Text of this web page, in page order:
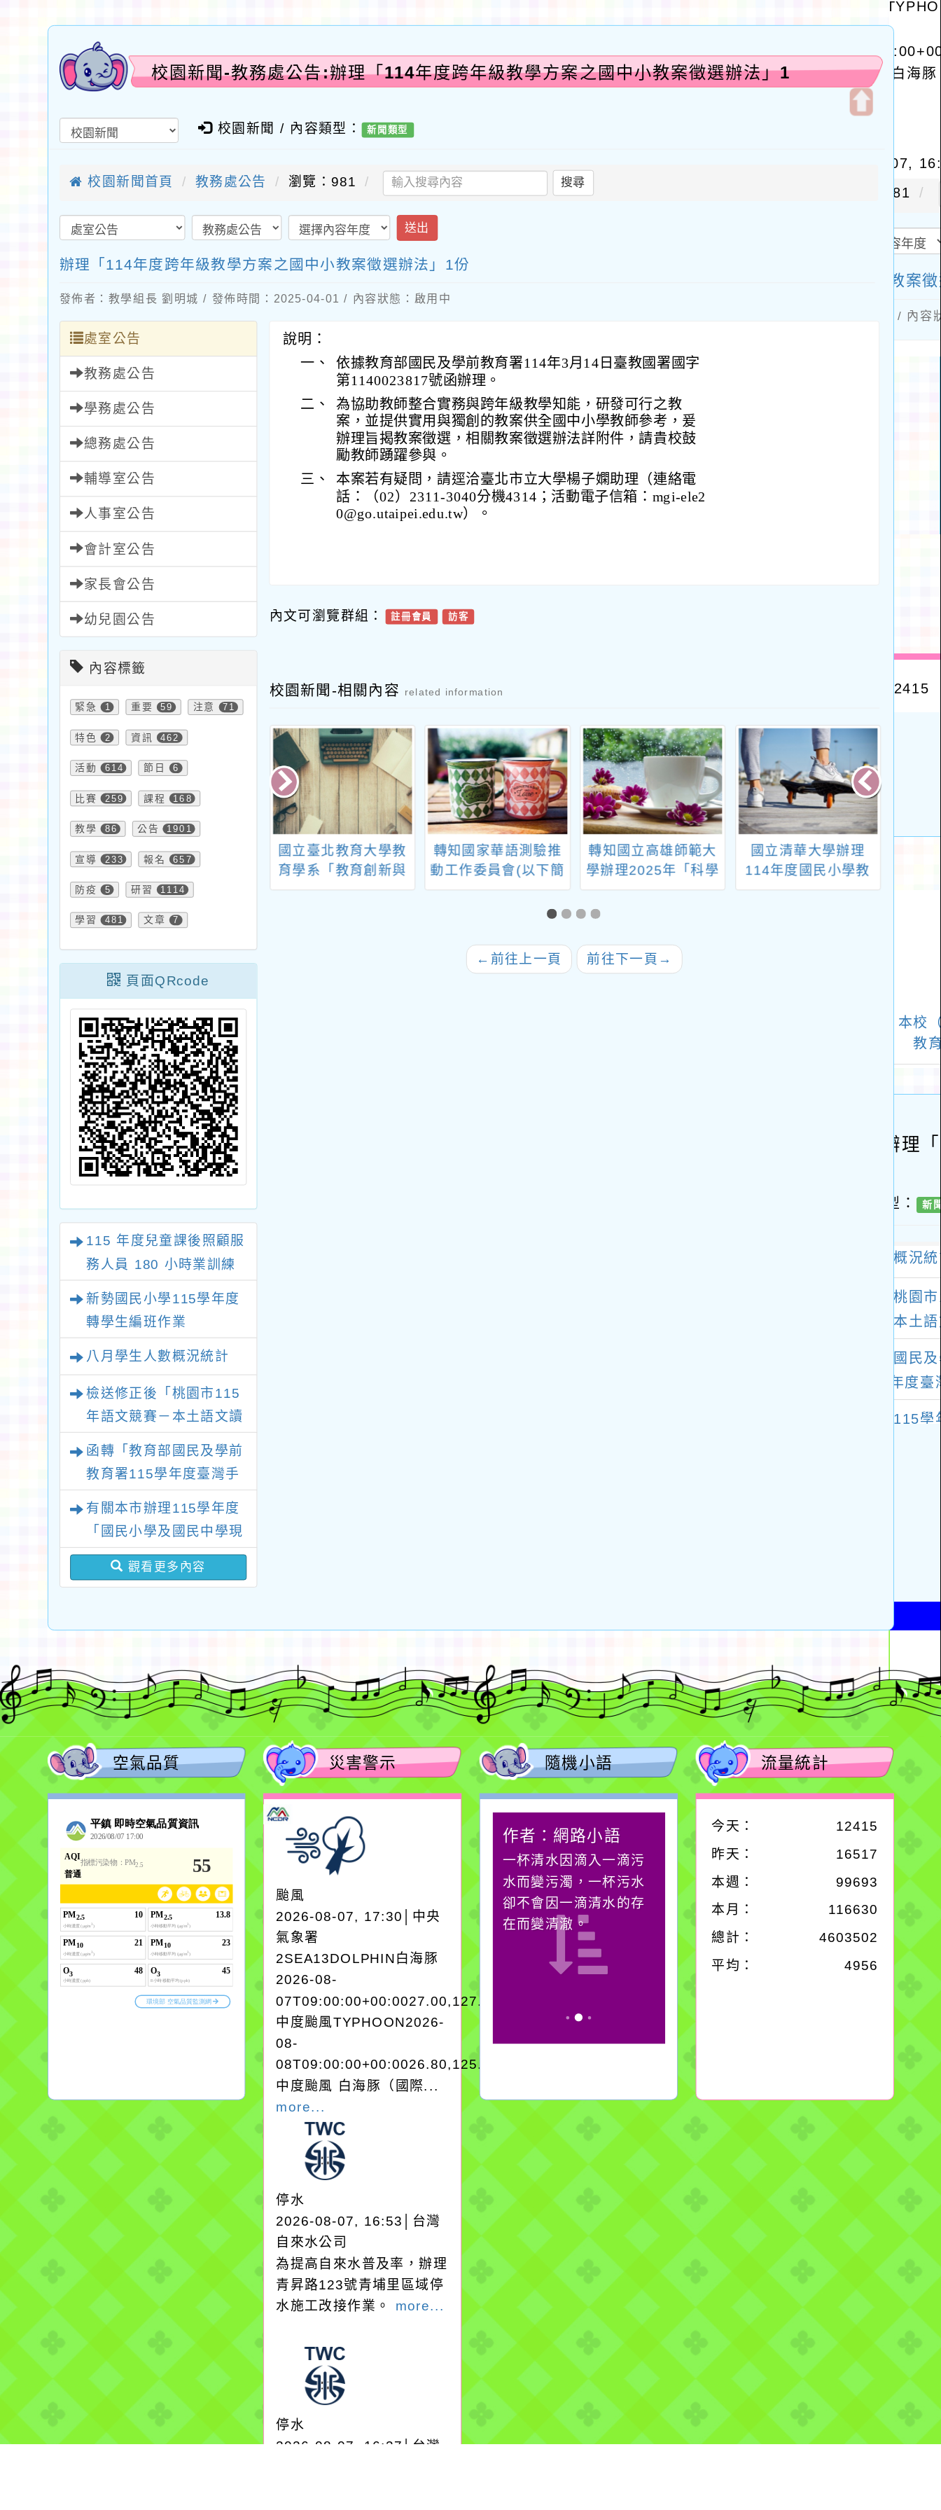
校園新聞-教務處公告:辦理「114年度跨年級教學方案之國中小教案徵選辦法」1
校園新聞 / 內容類型： 新聞類型
校園新聞首頁 教務處公告 瀏覽：981 搜尋
送出
辦理「114年度跨年級教學方案之國中小教案徵選辦法」1份
發佈者：教學組長 劉明城 / 發佈時間：2025-04-01 / 內容狀態：啟用中
處室公告
教務處公告
學務處公告
總務處公告
輔導室公告
人事室公告
會計室公告
家長會公告
幼兒園公告
內容標籤
緊急 1 重要 59 注意 71
特色 2 資訊 462
活動 614 節日 6
比賽 259 課程 168
教學 86 公告 1901
宣導 233 報名 657
防疫 5 研習 1114
學習 481 文章 7
頁面QRcode
115 年度兒童課後照顧服
務人員 180 小時業訓練
新勢國民小學115學年度
轉學生編班作業
八月學生人數概況統計
檢送修正後「桃園市115
年語文競賽－本土語文讀
函轉「教育部國民及學前
教育署115學年度臺灣手
惠予轉知並鼓勵所屬教師
及教學支援工作人員踴躍
有關本市辦理115學年度
「國民小學及國民中學現
職教師完成臺灣台語/客
語中高級以上語言能力認
觀看更多內容
說明：
一、
依據教育部國民及學前教育署114年3月14日臺教國署國字
第1140023817號函辦理。
二、
為協助教師整合實務與跨年級教學知能，研發可行之教
案，並提供實用與獨創的教案供全國中小學教師參考，爰
辦理旨揭教案徵選，相關教案徵選辦法詳附件，請貴校鼓
勵教師踴躍參與。
三、
本案若有疑問，請逕洽臺北市立大學楊子嫻助理（連絡電
話：（02）2311-3040分機4314；活動電子信箱：mgi-ele2
0@go.utaipei.edu.tw）。
內文可瀏覽群組： 註冊會員 訪客
校園新聞-相關內容 related information
資培育中心訂
5月12日上午
12時，辦理清
教學專業論壇
學生思考的課
程與教學設計
有關教育部委請國立
臺中教育大學辦理
「教育部115-116年
全國語文競賽之臺灣
台語朗讀文章徵稿暨
修審工作計畫」寫作
轉知所屬人員踴躍報
國立臺北教育大學教
育學系「教育創新與
轉知國家華語測驗推
動工作委員會(以下簡
文能力測驗」114年1
轉知國立高雄師範大
學辦理2025年「科學
懂」科普競賽活動相
國立清華大學辦理
114年度國民小學教
← 前往上一頁 前往下一頁 →
空氣品質 災害警示
颱風
2026-08-07, 17:30│中央
氣象署
2SEA13DOLPHIN白海豚
2026-08-
07T09:00:00+00:0027.00,127.904050950280
中度颱風TYPHOON2026-
08-
08T09:00:00+00:0026.80,125.204050950280
中度颱風 白海豚（國際...
more...
停水
2026-08-07, 16:53│台灣
自來水公司
為提高自來水普及率，辦理
青昇路123號青埔里區域停
水施工改接作業。 more...
停水
2026-08-07, 16:37│台灣
隨機小語
作者：網路小語
生活是一面鏡子。你對
作者：網路小語
一杯清水因滴入一滴污
水而變污濁，一杯污水
卻不會因一滴清水的存
在而變清澈。
作者：網路小語
在實現理想的路途中，
必須排除一切干擾，特
別是要看清那些美麗的
流量統計
今天： 12415
昨天： 16517
本週：
99693
本月：
116630
總計：
4603502
平均：
4956